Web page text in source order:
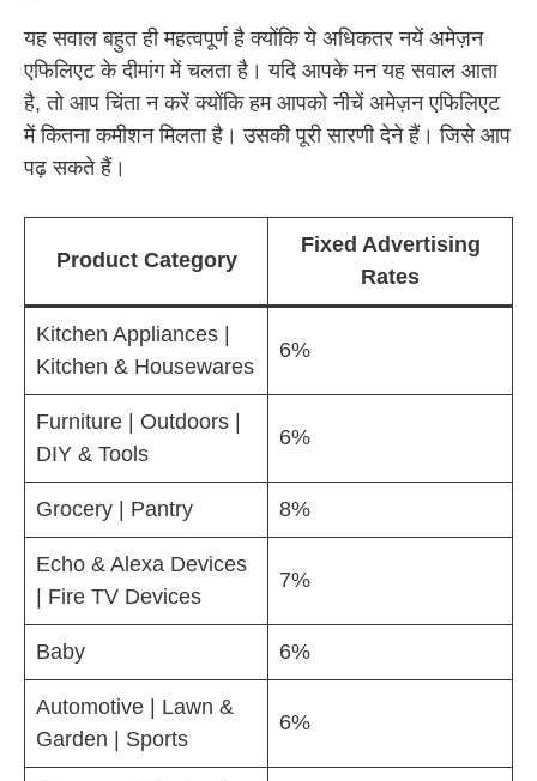
यह सवाल बहुत ही महत्वपूर्ण है क्योंकि ये अधिकतर नयें अमेज़न
एफिलिएट के दीमांग में चलता है। यदि आपके मन यह सवाल आता
है, तो आप चिंता न करें क्योंकि हम आपको नीचें अमेज़न एफिलिएट
में कितना कमीशन मिलता है। उसकी पूरी सारणी देने हैं। जिसे आप
पढ़ सकते हैं।
Product Category
Fixed Advertising
Rates
Kitchen Appliances |
Kitchen & Housewares
6%
Furniture | Outdoors |
DIY & Tools
6%
Grocery | Pantry 8%
Echo & Alexa Devices
| Fire TV Devices
7%
Baby 6%
Automotive | Lawn &
Garden | Sports
6%